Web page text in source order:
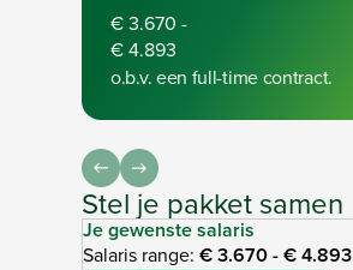
€ 3.670 -
€ 4.893
o.b.v. een full-time contract.
Stel je pakket samen
Je gewenste salaris
Salaris range: € 3.670-€ 4.893